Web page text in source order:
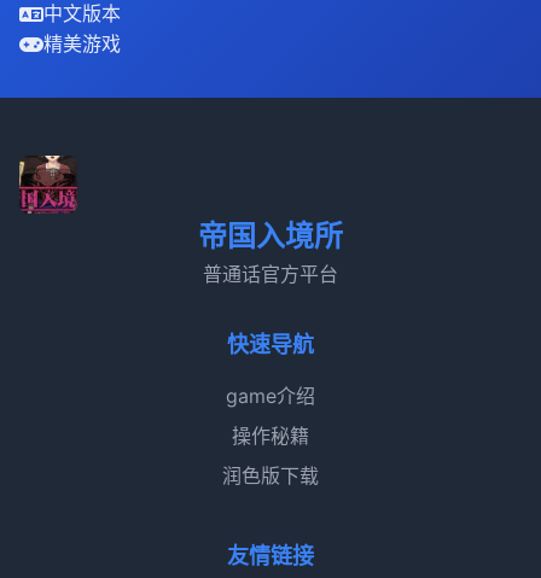
中文版本
精美游戏
帝国入境所
普通话官方平台
快速导航
game介绍
操作秘籍
润色版下载
友情链接